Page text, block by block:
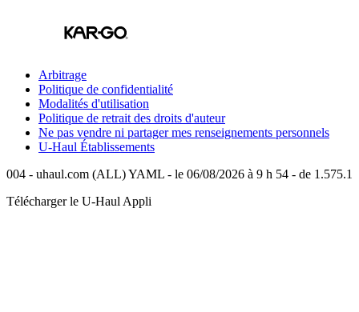
Arbitrage
Politique de confidentialité
Modalités d'utilisation
Politique de retrait des droits d'auteur
Ne pas vendre ni partager mes renseignements personnels
U-Haul Établissements
004 - uhaul.com (ALL) YAML - le 06/08/2026 à 9 h 54 - de 1.575.1
Télécharger le U-Haul Appli